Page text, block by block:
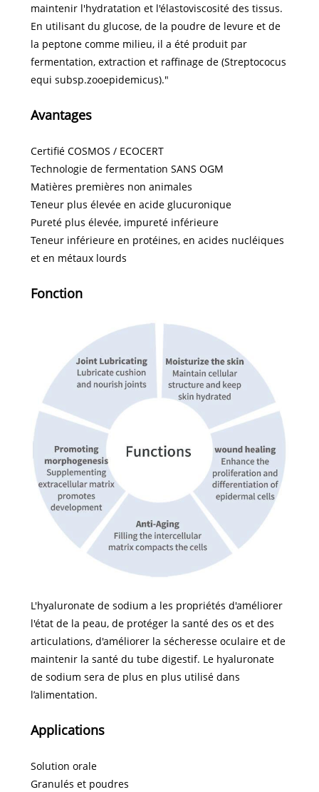
maintenir l'hydratation et l'élastoviscosité des tissus.
En utilisant du glucose, de la poudre de levure et de
la peptone comme milieu, il a été produit par
fermentation, extraction et raffinage de (Streptococus
equi subsp.zooepidemicus)."
Avantages
Certifié COSMOS / ECOCERT
Technologie de fermentation SANS OGM
Matières premières non animales
Teneur plus élevée en acide glucuronique
Pureté plus élevée, impureté inférieure
Teneur inférieure en protéines, en acides nucléiques
et en métaux lourds
Fonction
L'hyaluronate de sodium a les propriétés d'améliorer
l'état de la peau, de protéger la santé des os et des
articulations, d'améliorer la sécheresse oculaire et de
maintenir la santé du tube digestif. Le hyaluronate
de sodium sera de plus en plus utilisé dans
l’alimentation.
Applications
Solution orale
Granulés et poudres